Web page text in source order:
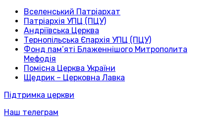
Вселенський Патріархат
Патріархія УПЦ (ПЦУ)
Андріївська Церква
Тернопільська Єпархія УПЦ (ПЦУ)
Фонд пам’яті Блаженнішого Митрополита
Мефодія
Помісна Церква України
Щедрик – Церковна Лавка
Підтримка церкви
Наш телеграм